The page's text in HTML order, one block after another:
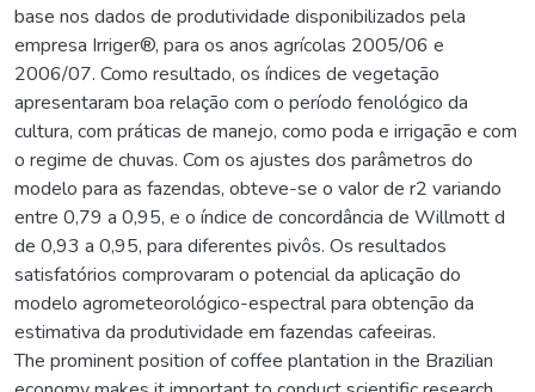
base nos dados de produtividade disponibilizados pela
empresa Irriger®, para os anos agrícolas 2005/06 e
2006/07. Como resultado, os índices de vegetação
apresentaram boa relação com o período fenológico da
cultura, com práticas de manejo, como poda e irrigação e com
o regime de chuvas. Com os ajustes dos parâmetros do
modelo para as fazendas, obteve-se o valor de r2 variando
entre 0,79 a 0,95, e o índice de concordância de Willmott d
de 0,93 a 0,95, para diferentes pivôs. Os resultados
satisfatórios comprovaram o potencial da aplicação do
modelo agrometeorológico-espectral para obtenção da
estimativa da produtividade em fazendas cafeeiras.
The prominent position of coffee plantation in the Brazilian